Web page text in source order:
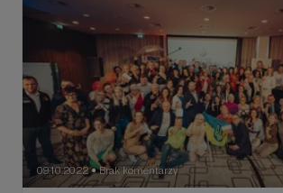
09.10.2022 ● Brak komentarzy